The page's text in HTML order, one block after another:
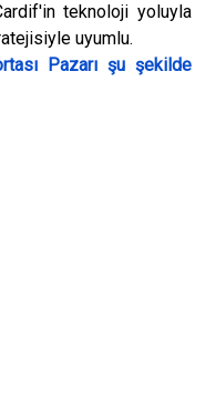
teknoloji yoluyla
uyumlu.
Pazarı şu şekilde